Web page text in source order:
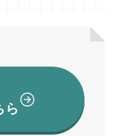
ら